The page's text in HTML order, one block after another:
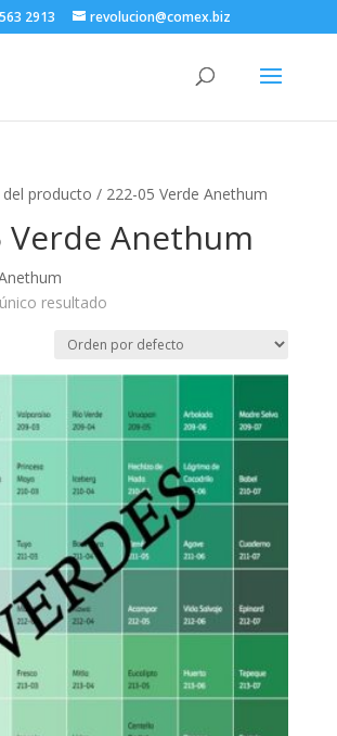
2913 revolucion@comex.biz
producto / 222-05 Verde Anethum
Verde Anethum
resultado